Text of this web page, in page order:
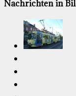
Nachrichten in